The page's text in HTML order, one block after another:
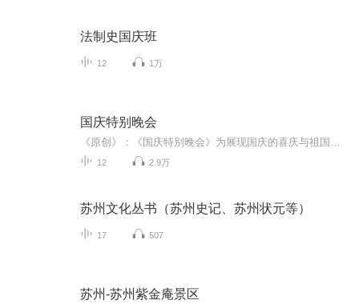
法制史国庆班
12 1万
国庆特别晚会
12 2.9万
苏州文化丛书（苏州史记、苏州状元等）
17 507
苏州-苏州紫金庵景区